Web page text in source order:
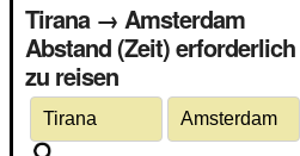
Tirana → Amsterdam
Abstand (Zeit) erforderlich
zu reisen